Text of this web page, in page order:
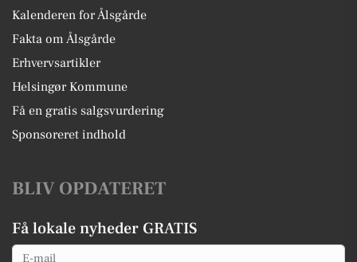
Kalenderen for Ålsgårde
Fakta om Ålsgårde
Erhvervsartikler
Helsingør Kommune
Få en gratis salgsvurdering
Sponsoreret indhold
BLIV OPDATERET
Få lokale nyheder GRATIS
Email